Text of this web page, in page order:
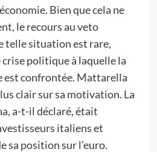
Bien que cela ne
le recours au veto
telle situation est rare,
politique à laquelle la
est confrontée. Mattarella
clair sur sa motivation. La
a-t-il déclaré, était
italiens et
sa position sur l’euro.